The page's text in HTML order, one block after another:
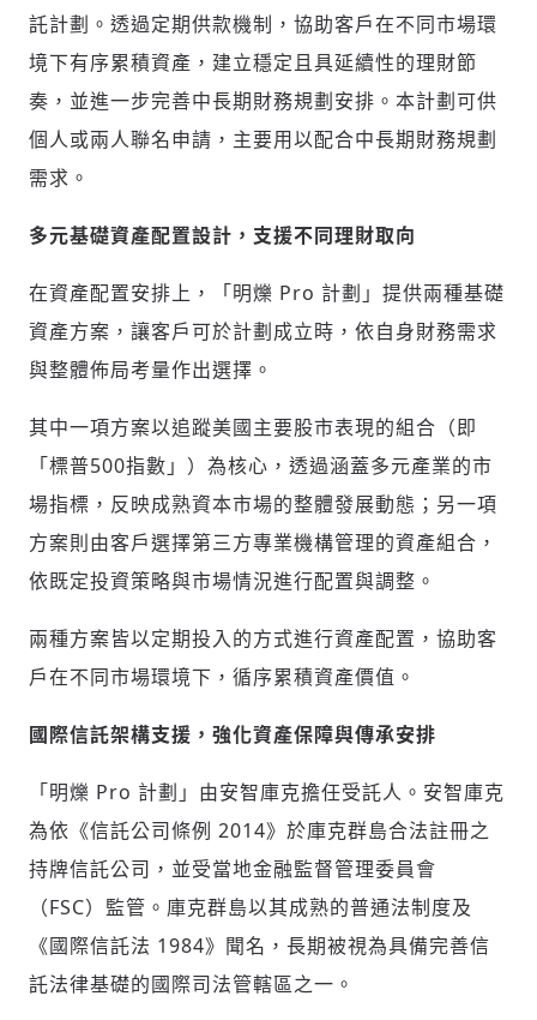
登入或註冊
掌握國際政經脈動
輸入 Email 驗證碼
請輸入發送到的驗證碼
驗證
託計劃。透過定期供款機制，協助客戶在不同市場環
境下有序累積資產，建立穩定且具延續性的理財節
奏，並進一步完善中長期財務規劃安排。本計劃可供
個人或兩人聯名申請，主要用以配合中長期財務規劃
需求。
多元基礎資產配置設計，支援不同理財取向
在資產配置安排上，「明爍 Pro 計劃」提供兩種基礎
資產方案，讓客戶可於計劃成立時，依自身財務需求
與整體佈局考量作出選擇。
其中一項方案以追蹤美國主要股市表現的組合（即
「標普500指數」）為核心，透過涵蓋多元產業的市
場指標，反映成熟資本市場的整體發展動態；另一項
方案則由客戶選擇第三方專業機構管理的資產組合，
依既定投資策略與市場情況進行配置與調整。
兩種方案皆以定期投入的方式進行資產配置，協助客
戶在不同市場環境下，循序累積資產價值。
國際信託架構支援，強化資產保障與傳承安排
「明爍 Pro 計劃」由安智庫克擔任受託人。安智庫克
為依《信託公司條例 2014》於庫克群島合法註冊之
持牌信託公司，並受當地金融監督管理委員會
（FSC）監管。庫克群島以其成熟的普通法制度及
《國際信託法 1984》聞名，長期被視為具備完善信
託法律基礎的國際司法管轄區之一。